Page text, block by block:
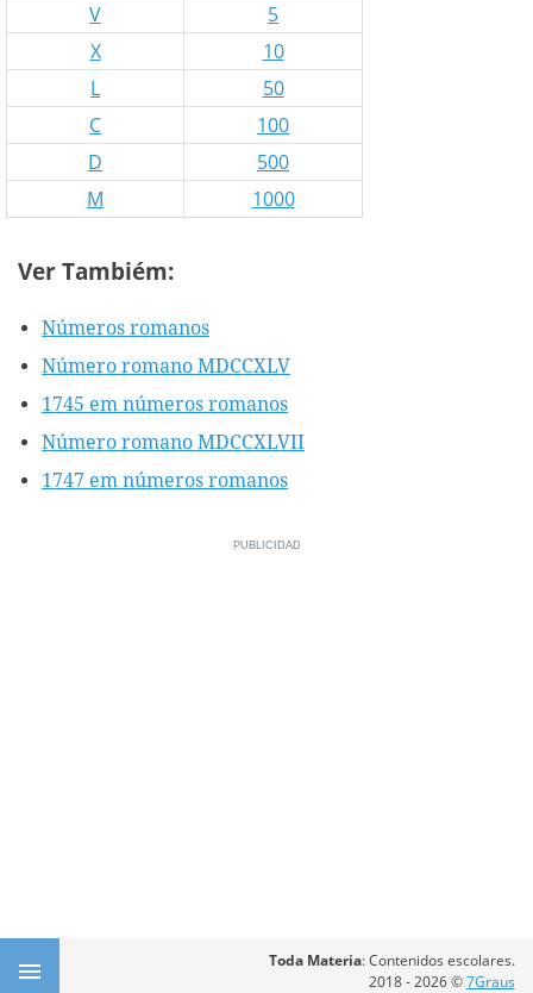
V
5
X
10
L
50
C
100
D
500
M
1000
Ver Tambiém:
Números romanos
Número romano MDCCXLV
1745 em números romanos
Número romano MDCCXLVII
1747 em números romanos
Toda Materia: Contenidos escolares.
2018 - 2026 ©7Graus